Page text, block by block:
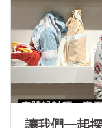
讓我們一起